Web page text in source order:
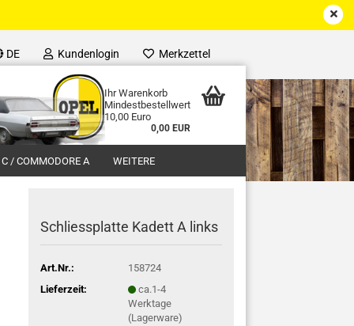
DE Kundenlogin Merkzettel
Ihr Warenkorb
Mindestbestellwert
10,00 Euro
0,00 EUR
C / COMMODORE A WEITERE
Schliessplatte Kadett A links
Art.Nr.:
158724
Lieferzeit:
ca.1-4
Werktage
(Lagerware)